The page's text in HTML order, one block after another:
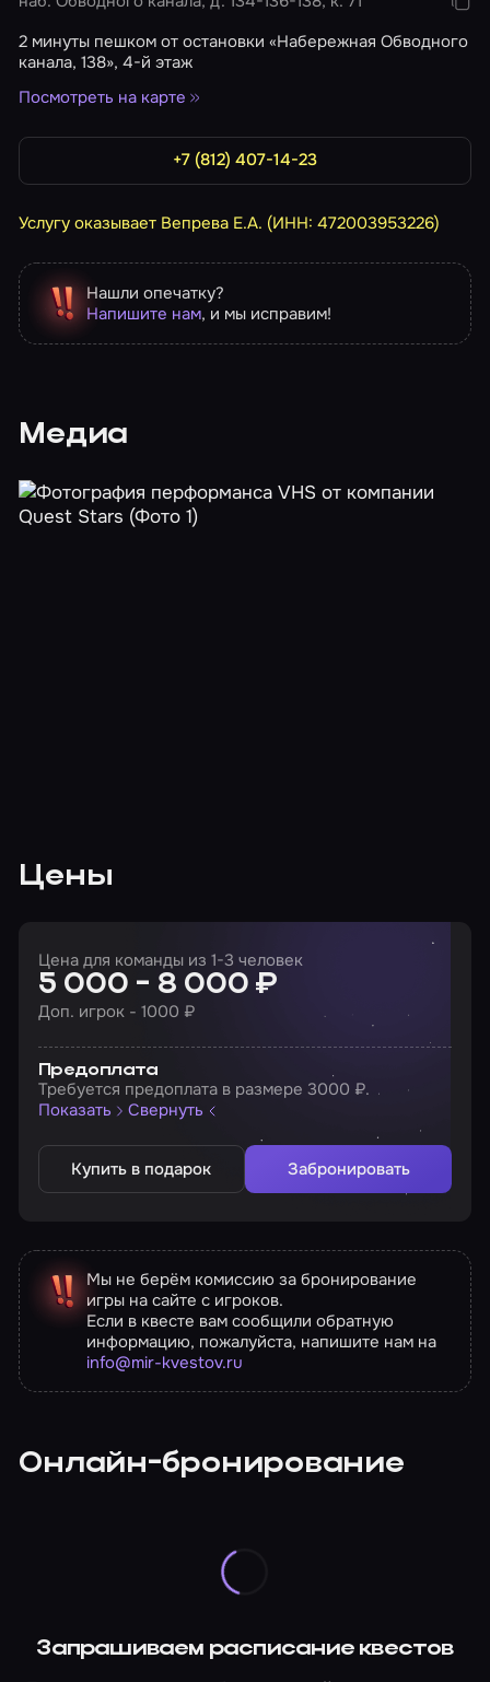
2 минуты пешком от остановки «Набережная Обводного
канала, 138», 4-й этаж
Посмотреть на карте
+7 (812) 407-14-23
Услугу оказывает Вепрева Е.А. (ИНН: 472003953226)
Нашли опечатку?
Напишите нам, и мы исправим!
Медиа
Цены
Цена для команды из 1-3 человек
5 000 - 8 000 ₽
Доп. игрок - 1000 ₽
Предоплата
Требуется предоплата в размере 3000 ₽.
Показать
Свернуть
Купить в подарок Забронировать
Мы не берём комиссию за бронирование
игры на сайте с игроков.
Если в квесте вам сообщили обратную
информацию, пожалуйста, напишите нам на
info@mir-kvestov.ru
Онлайн-бронирование
Запрашиваем расписание квестов